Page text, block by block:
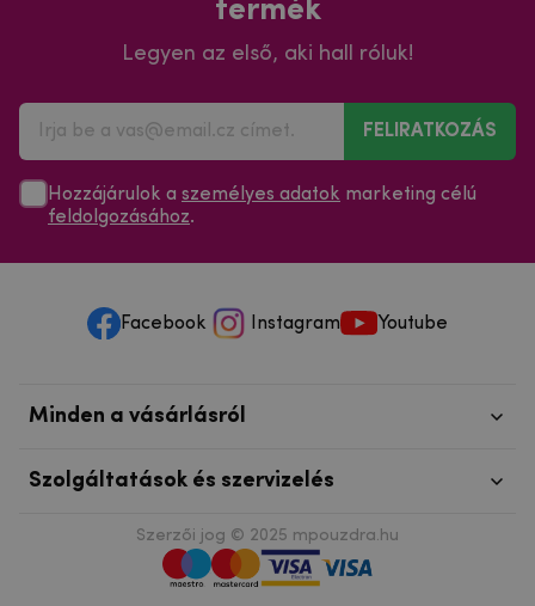
Legyen az első, aki hall róluk!
FELIRATKOZÁS
Hozzájárulok aszemélyes adatokmarketing célú
feldolgozásához.